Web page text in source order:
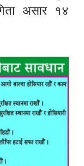
असार १४